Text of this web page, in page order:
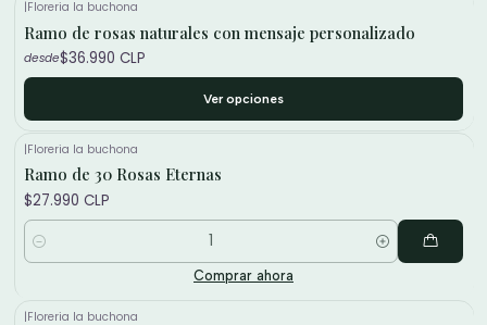
|Floreria la buchona
Ramo de rosas naturales con mensaje personalizado
desde$36.990 CLP
Ver opciones
|Floreria la buchona
Ramo de 30 Rosas Eternas
$27.990 CLP
Cantidad
Comprar ahora
|Floreria la buchona